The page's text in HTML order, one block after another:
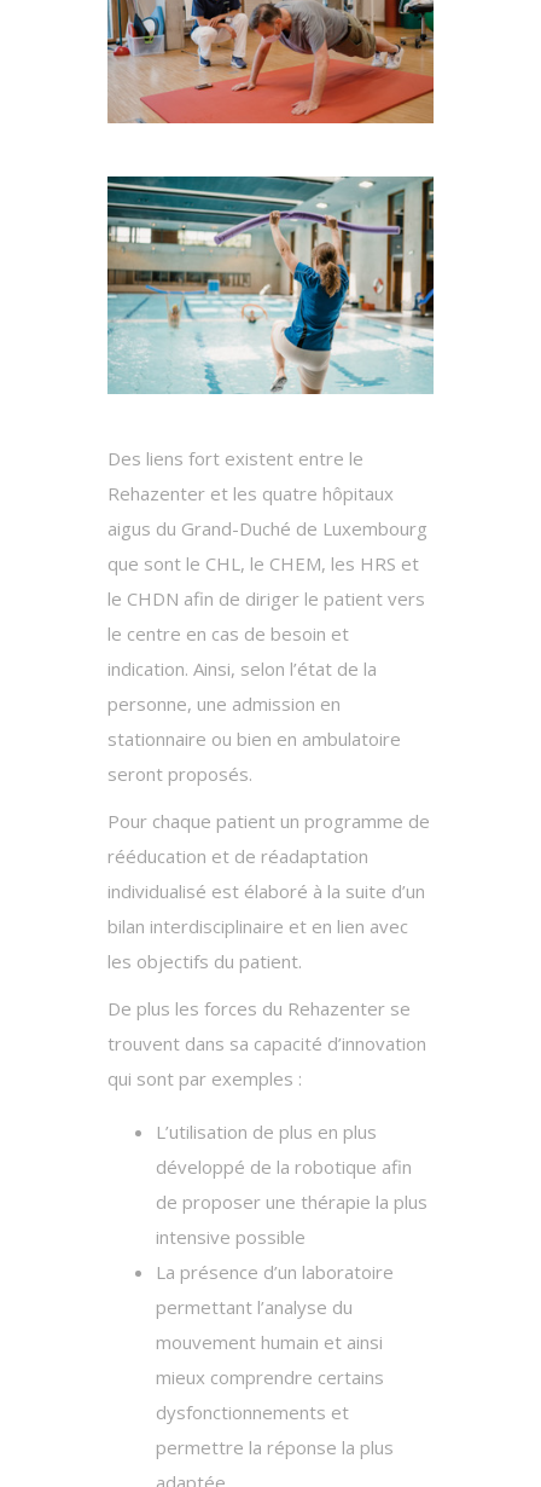
Des liens fort existent entre le
Rehazenter et les quatre hôpitaux
aigus du Grand-Duché de Luxembourg
que sont le CHL, le CHEM, les HRS et
le CHDN afin de diriger le patient vers
le centre en cas de besoin et
indication. Ainsi, selon l’état de la
personne, une admission en
stationnaire ou bien en ambulatoire
seront proposés.
Pour chaque patient un programme de
rééducation et de réadaptation
individualisé est élaboré à la suite d’un
bilan interdisciplinaire et en lien avec
les objectifs du patient.
De plus les forces du Rehazenter se
trouvent dans sa capacité d’innovation
qui sont par exemples :
L’utilisation de plus en plus
développé de la robotique afin
de proposer une thérapie la plus
intensive possible
La présence d’un laboratoire
permettant l’analyse du
mouvement humain et ainsi
mieux comprendre certains
dysfonctionnements et
permettre la réponse la plus
adaptée